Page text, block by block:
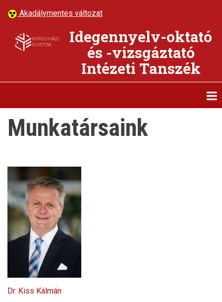
Akadálymentes változat
Idegennyelv-oktató
és -vizsgáztató
Intézeti Tanszék
Munkatársaink
Dr. Kiss Kálmán